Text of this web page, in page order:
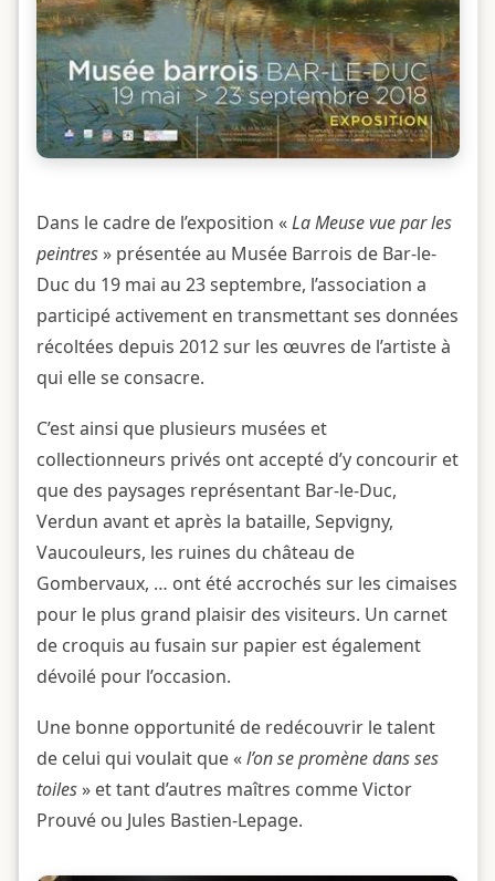
Dans le cadre de l’exposition «La Meuse vue par les
peintres» présentée au Musée Barrois de Bar-le-
Duc du 19 mai au 23 septembre, l’association a
participé activement en transmettant ses données
récoltées depuis 2012 sur les œuvres de l’artiste à
qui elle se consacre.
C’est ainsi que plusieurs musées et
collectionneurs privés ont accepté d’y concourir et
que des paysages représentant Bar-le-Duc,
Verdun avant et après la bataille, Sepvigny,
Vaucouleurs, les ruines du château de
Gombervaux, … ont été accrochés sur les cimaises
pour le plus grand plaisir des visiteurs. Un carnet
de croquis au fusain sur papier est également
dévoilé pour l’occasion.
Une bonne opportunité de redécouvrir le talent
de celui qui voulait que «l’on se promène dans ses
toiles» et tant d’autres maîtres comme Victor
Prouvé ou Jules Bastien-Lepage.